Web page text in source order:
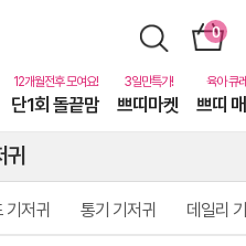
단1회 돌끝맘 쁘띠마켓 쁘띠
귀
기저귀 통기 기저귀 데일리